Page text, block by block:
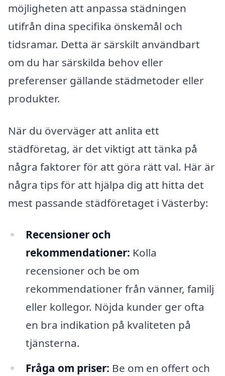
möjligheten att anpassa städningen
utifrån dina specifika önskemål och
tidsramar. Detta är särskilt användbart
om du har särskilda behov eller
preferenser gällande städmetoder eller
produkter.
När du överväger att anlita ett
städföretag, är det viktigt att tänka på
några faktorer för att göra rätt val. Här är
några tips för att hjälpa dig att hitta det
mest passande städföretaget i Västerby:
Recensioner och
rekommendationer: Kolla
recensioner och be om
rekommendationer från vänner, familj
eller kollegor. Nöjda kunder ger ofta
en bra indikation på kvaliteten på
tjänsterna.
Fråga om priser: Be om en offert och